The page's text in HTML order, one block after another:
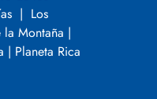
| Los
la Montaña |
| Planeta Rica